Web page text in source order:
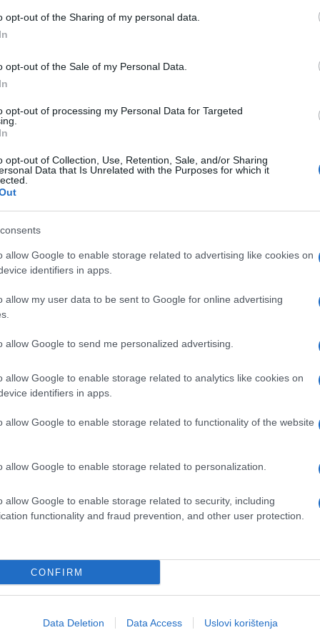
opt-out of the Sharing of my personal data.
opt-out of the Sale of my Personal Data.
opt-out of processing my Personal Data for Targeted
opt-out of Collection, Use, Retention, Sale, and/or Sharing
Data that Is Unrelated with the Purposes for which it
allow Google to enable storage related to advertising like cookies on
identifiers in apps.
allow my user data to be sent to Google for online advertising
allow Google to send me personalized advertising.
allow Google to enable storage related to analytics like cookies on
identifiers in apps.
allow Google to enable storage related to functionality of the website
allow Google to enable storage related to personalization.
allow Google to enable storage related to security, including
functionality and fraud prevention, and other user protection.
CONFIRM
Data Deletion Data Access Uslovi korištenja
„Report a Problem“.
izaberite opciju „My home“. Unesite email
korisnika. Kada se zamućenje primijeni, ono
nego i sigurnosti i kontrole digitalnog traga.
dvorišta ili rasporeda kuće.
a zamućivanje smanjuje vidljivost
ili neugodne situacije, pa se
automobila, registarskih tablica i drugih
trajan i ne može se poništiti. Čak ni kasnija
već zamagljeni prikaz.
korisnik dobija obavještenje putem e-maila